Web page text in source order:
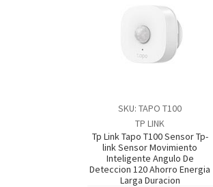
SKU: TAPO T100
TP LINK
Tp Link Tapo T100 Sensor Tp-
link Sensor Movimiento
Inteligente Angulo De
Deteccion 120 Ahorro Energia
Larga Duracion